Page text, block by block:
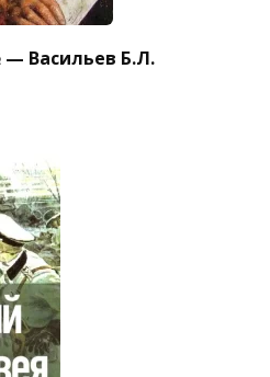
— Васильев Б.Л.